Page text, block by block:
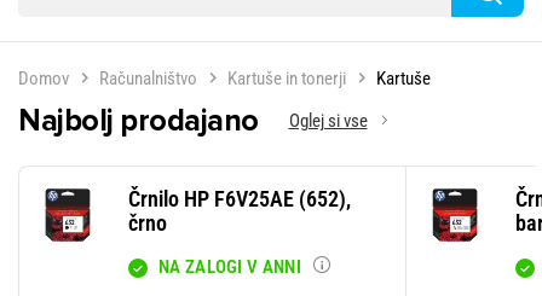
Domov Računalništvo Kartuše in tonerji Kartuše
Najbolj prodajano Oglej si vse
Črnilo HP F6V25AE (652),
črno
NA ZALOGI V ANNI